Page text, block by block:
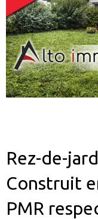
Rez-de-
Construit
PMR